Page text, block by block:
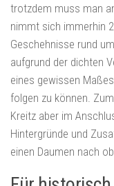
trotzdem muss man
nimmt sich immerhin
Geschehnisse rund
aufgrund der dichten
eines gewissen
folgen zu können.
Kreitz aber im
Hintergründe und
einen Daumen nach